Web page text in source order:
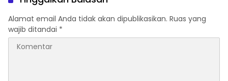
Alamat email Anda tidak akan dipublikasikan. Ruas yang
wajib ditandai *